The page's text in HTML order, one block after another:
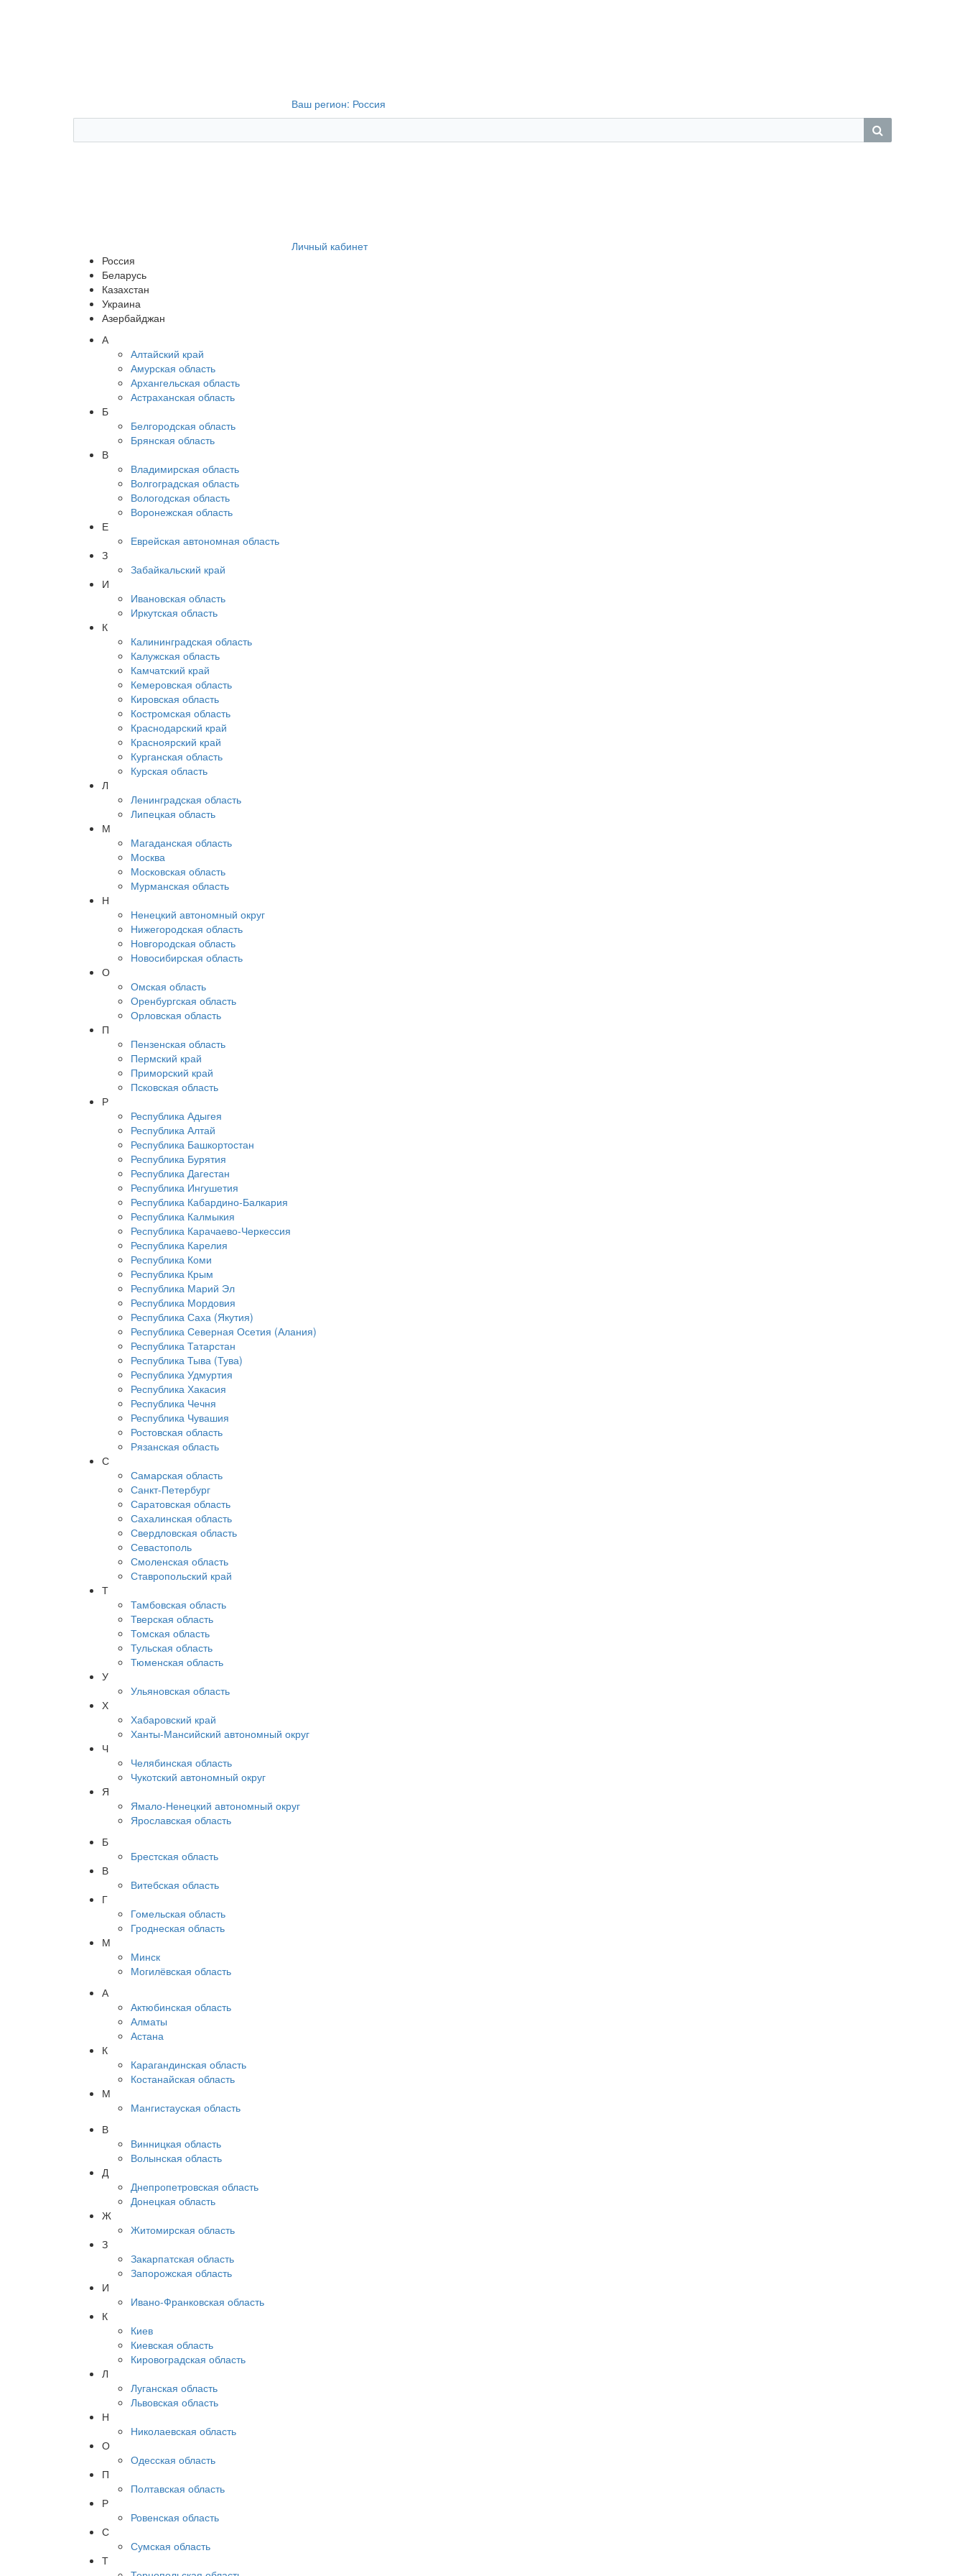
Ваш регион: Россия
Личный кабинет
Россия
Беларусь
Казахстан
Украина
Азербайджан
А
Алтайский край
Амурская область
Архангельская область
Астраханская область
Б
Белгородская область
Брянская область
В
Владимирская область
Волгоградская область
Вологодская область
Воронежская область
Е
Еврейская автономная область
З
Забайкальский край
И
Ивановская область
Иркутская область
К
Калининградская область
Калужская область
Камчатский край
Кемеровская область
Кировская область
Костромская область
Краснодарский край
Красноярский край
Курганская область
Курская область
Л
Ленинградская область
Липецкая область
М
Магаданская область
Москва
Московская область
Мурманская область
Н
Ненецкий автономный округ
Нижегородская область
Новгородская область
Новосибирская область
О
Омская область
Оренбургская область
Орловская область
П
Пензенская область
Пермский край
Приморский край
Псковская область
Р
Республика Адыгея
Республика Алтай
Республика Башкортостан
Республика Бурятия
Республика Дагестан
Республика Ингушетия
Республика Кабардино-Балкария
Республика Калмыкия
Республика Карачаево-Черкессия
Республика Карелия
Республика Коми
Республика Крым
Республика Марий Эл
Республика Мордовия
Республика Саха (Якутия)
Республика Северная Осетия (Алания)
Республика Татарстан
Республика Тыва (Тува)
Республика Удмуртия
Республика Хакасия
Республика Чечня
Республика Чувашия
Ростовская область
Рязанская область
С
Самарская область
Санкт-Петербург
Саратовская область
Сахалинская область
Свердловская область
Севастополь
Смоленская область
Ставропольский край
Т
Тамбовская область
Тверская область
Томская область
Тульская область
Тюменская область
У
Ульяновская область
Х
Хабаровский край
Ханты-Мансийский автономный округ
Ч
Челябинская область
Чукотский автономный округ
Я
Ямало-Ненецкий автономный округ
Ярославская область
Б
Брестская область
В
Витебская область
Г
Гомельская область
Гроднеская область
М
Минск
Могилёвская область
А
Актюбинская область
Алматы
Астана
К
Карагандинская область
Костанайская область
М
Мангистауская область
В
Винницкая область
Волынская область
Д
Днепропетровская область
Донецкая область
Ж
Житомирская область
З
Закарпатская область
Запорожская область
И
Ивано-Франковская область
К
Киев
Киевская область
Кировоградская область
Л
Луганская область
Львовская область
Н
Николаевская область
О
Одесская область
П
Полтавская область
Р
Ровенская область
С
Сумская область
Т